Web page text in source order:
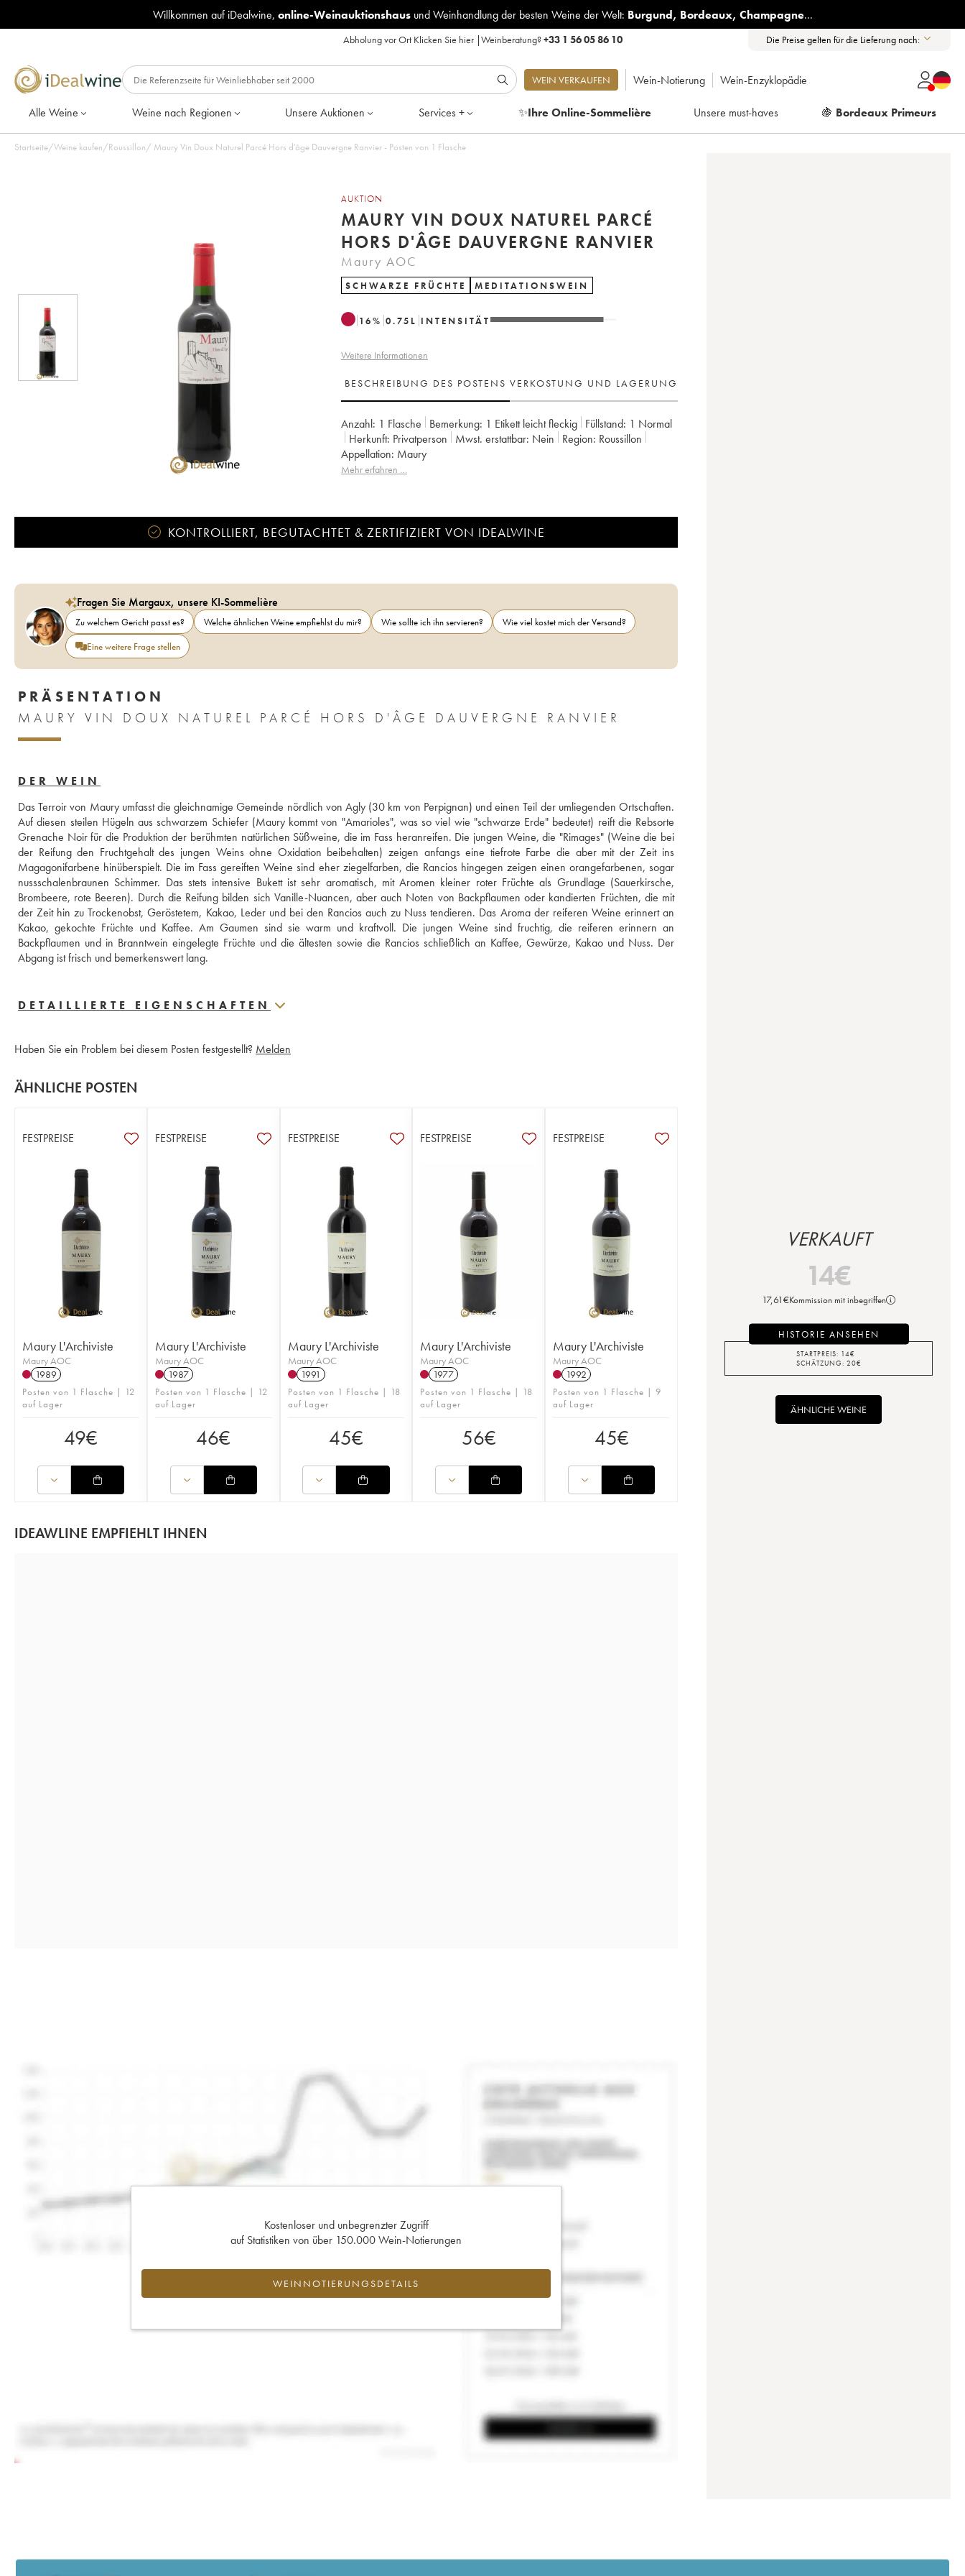
Willkommen auf iDealwine, online-Weinauktionshausund Weinhandlung der besten Weine der Welt: Burgund, Bordeaux, Champagne...
Abholung vor Ort Klicken Sie hier|Weinberatung?+33 1 56 05 86 10 Die Preise gelten für die Lieferung nach:
WEIN VERKAUFEN Wein-Notierung Wein-Enzyklopädie
Alle Weine Weine nach Regionen Unsere Auktionen Services + ✨Ihre Online-Sommelière Unsere must-haves 🍇 Bordeaux Primeurs
Startseite/Weine kaufen/Roussillon/ Maury Vin Doux Naturel Parcé Hors d'âge Dauvergne Ranvier - Posten von 1 Flasche
AUKTION
MAURY VIN DOUX NATUREL PARCÉ
HORS D'ÂGE DAUVERGNE RANVIER
Maury AOC
SCHWARZE FRÜCHTE MEDITATIONSWEIN
16% 0.75 L INTENSITÄT
Weitere Informationen
BESCHREIBUNG DES POSTENS VERKOSTUNG UND LAGERUNG
Anzahl: 1 Flasche Bemerkung: 1 Etikett leicht fleckig Füllstand: 1 Normal
Herkunft:
privatperson Mwst. erstattbar: nein Region:
Roussillon
Appellation:
Maury
Mehr erfahren …
KONTROLLIERT, BEGUTACHTET & ZERTIFIZIERT VON IDEALWINE
Fragen Sie Margaux, unsere KI-Sommelière
Zu welchem Gericht passt es? Welche ähnlichen Weine empfiehlst du mir? Wie sollte ich ihn servieren?
Wie viel kostet mich der Versand?
Eine weitere Frage stellen
PRÄSENTATION
MAURY VIN DOUX NATUREL PARCÉ HORS D'ÂGE DAUVERGNE RANVIER
DER WEIN
Das Terroir von Maury umfasst die gleichnamige Gemeinde nördlich von Agly (30 km von Perpignan) und einen Teil der umliegenden Ortschaften.
Auf diesen steilen Hügeln aus schwarzem Schiefer (Maury kommt von "Amarioles", was so viel wie "schwarze Erde" bedeutet) reift die Rebsorte
Grenache Noir für die Produktion der berühmten natürlichen Süßweine, die im Fass heranreifen. Die jungen Weine, die "Rimages" (Weine die bei
der Reifung den Fruchtgehalt des jungen Weins ohne Oxidation beibehalten) zeigen anfangs eine tiefrote Farbe die aber mit der Zeit ins
Magagonifarbene hinüberspielt. Die im Fass gereiften Weine sind eher ziegelfarben, die Rancios hingegen zeigen einen orangefarbenen, sogar
nussschalenbraunen Schimmer. Das stets intensive Bukett ist sehr aromatisch, mit Aromen kleiner roter Früchte als Grundlage (Sauerkirsche,
Brombeere, rote Beeren). Durch die Reifung bilden sich Vanille-Nuancen, aber auch Noten von Backpflaumen oder kandierten Früchten, die mit
der Zeit hin zu Trockenobst, Geröstetem, Kakao, Leder und bei den Rancios auch zu Nuss tendieren. Das Aroma der reiferen Weine erinnert an
Kakao, gekochte Früchte und Kaffee. Am Gaumen sind sie warm und kraftvoll. Die jungen Weine sind fruchtig, die reiferen erinnern an
Backpflaumen und in Branntwein eingelegte Früchte und die ältesten sowie die Rancios schließlich an Kaffee, Gewürze, Kakao und Nuss. Der
Abgang ist frisch und bemerkenswert lang.
DETAILLIERTE EIGENSCHAFTEN
Haben Sie ein Problem bei diesem Posten festgestellt? Melden
ÄHNLICHE POSTEN
FESTPREISE
Maury L'Archiviste
Maury AOC
1989
Posten von 1 Flasche | 12
auf Lager
49€
FESTPREISE
Maury L'Archiviste
Maury AOC
1987
Posten von 1 Flasche | 12
auf Lager
46€
FESTPREISE
Maury L'Archiviste
Maury AOC
1991
Posten von 1 Flasche | 18
auf Lager
45€
FESTPREISE
Maury L'Archiviste
Maury AOC
1977
Posten von 1 Flasche | 18
auf Lager
56€
FESTPREISE
Maury L'Archiviste
Maury AOC
1992
Posten von 1 Flasche | 9
auf Lager
45€
IDEAWLINE EMPFIEHLT IHNEN
Kostenloser und unbegrenzter Zugriff
auf Statistiken von über 150.000 Wein-Notierungen
WEINNOTIERUNGSDETAILS
VERKAUFT
14€
17,61€Kommission mit inbegriffen
HISTORIE ANSEHEN
STARTPREIS: 14€
SCHÄTZUNG: 20€
ÄHNLICHE WEINE